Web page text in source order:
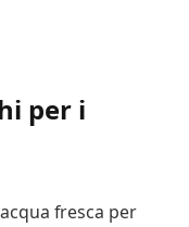
per i
fresca per